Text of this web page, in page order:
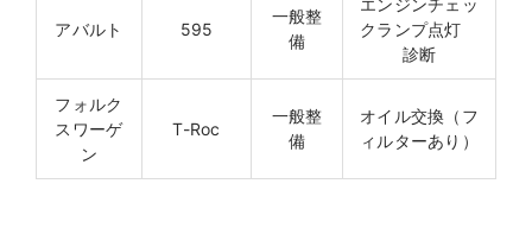
アバルト 595
一般整
備
エンジンチェッ
クランプ点灯
診断
フォルク
スワーゲ
ン
T-Roc
一般整
備
オイル交換（フ
ィルターあり）